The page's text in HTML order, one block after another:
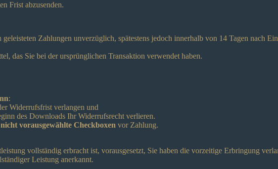
Frist abzusenden.
Zahlungen unverzüglich, spätestens jedoch innerhalb von 14 Tagen nach
das Sie bei der ursprünglichen Transaktion verwendet haben.
:
Widerrufsfrist verlangen und
des Downloads Ihr Widerrufsrecht verlieren.
vorausgewählte Checkboxen vor Zahlung.
vollständig erbracht ist, vorausgesetzt, Sie haben die vorzeitige Erbringung
Leistung anerkannt.